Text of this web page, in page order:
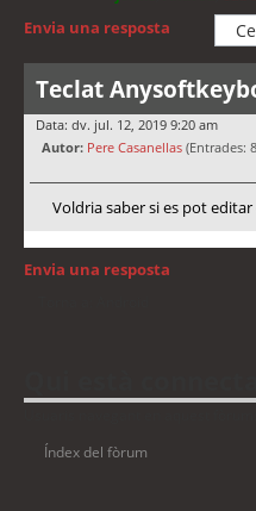
Envia una resposta
Teclat
Data: dv. jul. 12, 2019 9:20 am
Autor: Pere Casanellas (Entrades:
Voldria saber si es pot
Envia una resposta
Índex del fòrum